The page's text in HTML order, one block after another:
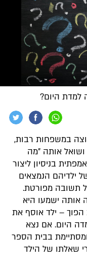
למדת היום?
במשפחות רבות,
אותה "מה
בניסיון ליצור
ילדיהם הנמצאים
תשובה מפורטת.
אותה ישמעו היא
הפוך – ילד אוסף את
היום. אם נצא
בבית הספר
שאלתו של הילד